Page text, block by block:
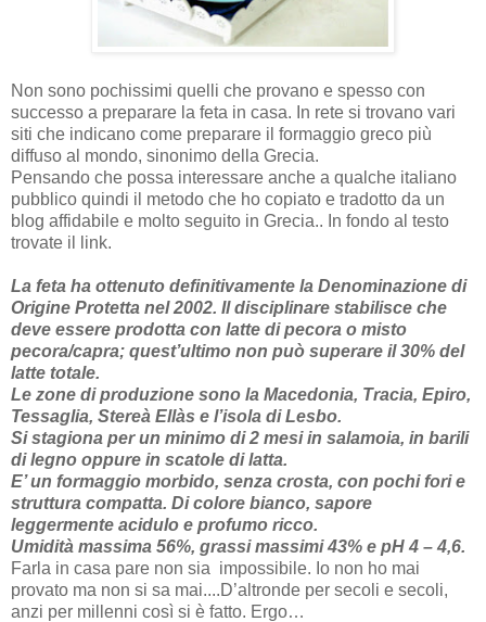
Non sono pochissimi quelli che provano e spesso con
successo a preparare la feta in casa. In rete si trovano vari
siti che indicano come preparare il formaggio greco più
diffuso al mondo, sinonimo della Grecia.
Pensando che possa interessare anche a qualche italiano
pubblico quindi il metodo che ho copiato e tradotto da un
blog affidabile e molto seguito in Grecia.. In fondo al testo
trovate il link.
La feta ha ottenuto definitivamente la Denominazione di
Origine Protetta nel 2002. Il disciplinare stabilisce che
deve essere prodotta con latte di pecora o misto
pecora/capra; quest’ultimo non può superare il 30% del
latte totale.
Le zone di produzione sono la Macedonia, Tracia, Epiro,
Tessaglia, Stereà Ellàs e l’isola di Lesbo.
Si stagiona per un minimo di 2 mesi in salamoia, in barili
di legno oppure in scatole di latta.
E’ un formaggio morbido, senza crosta, con pochi fori e
struttura compatta. Di colore bianco, sapore
leggermente acidulo e profumo ricco.
Umidità massima 56%, grassi massimi 43% e pH 4 – 4,6.
Farla in casa pare non sia impossibile. Io non ho mai
provato ma non si sa mai....D’altronde per secoli e secoli,
anzi per millenni così si è fatto. Ergo…